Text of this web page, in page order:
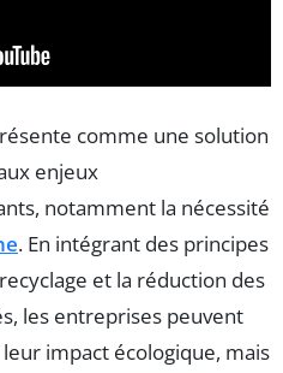
comme une solution
enjeux
notamment la nécessité
. En intégrant des principes
et la réduction des
les entreprises peuvent
impact écologique, mais